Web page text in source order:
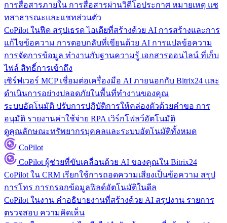
การสื่อสารภายใน การสื่อสารผ่านวิดีโอประกาศ หมายเหตุ แช
ทสาธารณะและแชทส่วนตัว
CoPilot ในฟีด สรุปเธรด ไอเดียที่สร้างด้วย AI การสร้างและการ
แก้ไขข้อความ การตอบกลับที่เขียนด้วย AI การแปลข้อความ
การจัดการข้อมูล ทำงานกับฐานความรู้ เอกสารออนไลน์ ที่เก็บ
ไฟล์ สิทธิ์การเข้าถึง
เซิร์ฟเวอร์ MCP เชื่อมต่อเครื่องมือ AI ภายนอกกับ Bitrix24 และ
ดำเนินการอย่างปลอดภัยในพื้นที่ทำงานของคุณ
ระบบอัตโนมัติ ปรับการปฏิบัติการให้คล่องตัวด้วยคำขอ การ
อนุมัติ รายงานค่าใช้จ่าย RPA เวิร์กโฟลว์อัตโนมัติ
ดูคุณลักษณะทรัพยากรบุคคลและระบบอัตโนมัติทั้งหมด
CoPilot
CoPilot ผู้ช่วยที่ขับเคลื่อนด้วย AI ของคุณใน Bitrix24
CoPilot ใน CRM เรียกใช้การถอดความเสียงเป็นข้อความ สรุป
การโทร การกรอกข้อมูลฟิลด์อัตโนมัติในดีล
CoPilot ในงาน คำอธิบายงานที่สร้างด้วย AI สรุปงาน รายการ
ตรวจสอบ ความคิดเห็น